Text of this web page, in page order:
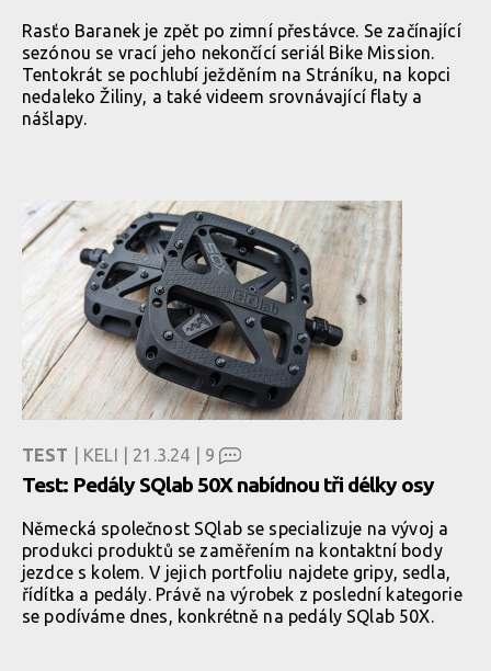
Rasťo Baranek je zpět po zimní přestávce. Se začínající
sezónou se vrací jeho nekončící seriál Bike Mission.
Tentokrát se pochlubí ježděním na Stráníku, na kopci
nedaleko Žiliny, a také videem srovnávající flaty a
nášlapy.
TEST | KELI | 21.3.24 | 9
Test: Pedály SQlab 50X nabídnou tři délky osy
Německá společnost SQlab se specializuje na vývoj a
produkci produktů se zaměřením na kontaktní body
jezdce s kolem. V jejich portfoliu najdete gripy, sedla,
řídítka a pedály. Právě na výrobek z poslední kategorie
se podíváme dnes, konkrétně na pedály SQlab 50X.